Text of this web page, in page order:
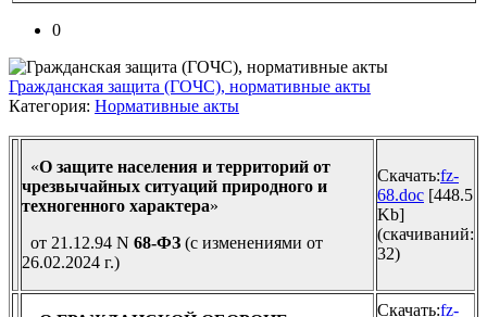
0
Гражданская защита (ГОЧС), нормативные акты
Категория: Нормативные акты
«О защите населения и территорий от
чрезвычайных ситуаций природного и
техногенного характера»
от 21.12.94 N 68-ФЗ (с изменениями от
26.02.2024 г.)
Скачать:fz-
68.doc [448.5
Kb]
(cкачиваний:
32)
Скачать:fz-